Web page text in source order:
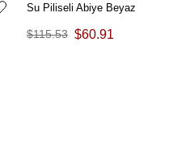
Su Piliseli Abiye Beyaz
$60.91
$115.53